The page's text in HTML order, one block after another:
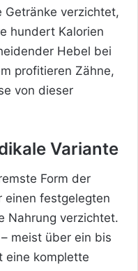
Getränke verzichtet,
hundert Kalorien
Hebel bei
profitieren Zähne,
von dieser
Variante
Form der
einen festgelegten
Nahrung verzichtet.
meist über ein bis
eine komplette